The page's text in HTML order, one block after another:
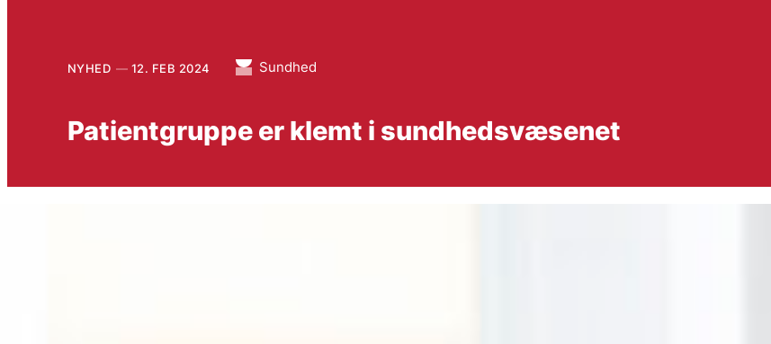
NYHED 12. FEB 2024 Sundhed
Patientgruppe er klemt i sundhedsvæsenet